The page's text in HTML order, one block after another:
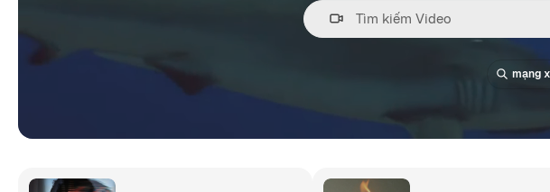
mạng